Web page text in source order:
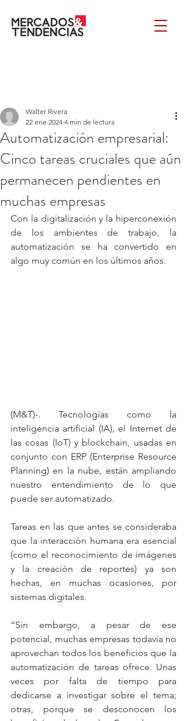
Automatización empresarial:
Cinco tareas cruciales que aún
permanecen pendientes en
muchas empresas
Walter Rivera
22 ene 2024 4 min de lectura
Con la digitalización y la hiperconexión
de los ambientes de trabajo, la
automatización se ha convertido en
algo muy común en los últimos años.
(M&T)-. Tecnologías como la
inteligencia artificial (IA), el Internet de
las cosas (IoT) y blockchain, usadas en
conjunto con ERP (Enterprise Resource
Planning) en la nube, están ampliando
nuestro entendimiento de lo que
puede ser automatizado.
Tareas en las que antes se consideraba
que la interacción humana era esencial
(como el reconocimiento de imágenes
y la creación de reportes) ya son
hechas, en muchas ocasiones, por
sistemas digitales.
“Sin embargo, a pesar de ese
potencial, muchas empresas todavía no
aprovechan todos los beneficios que la
automatización de tareas ofrece. Unas
veces por falta de tiempo para
dedicarse a investigar sobre el tema;
otras, porque se desconocen los